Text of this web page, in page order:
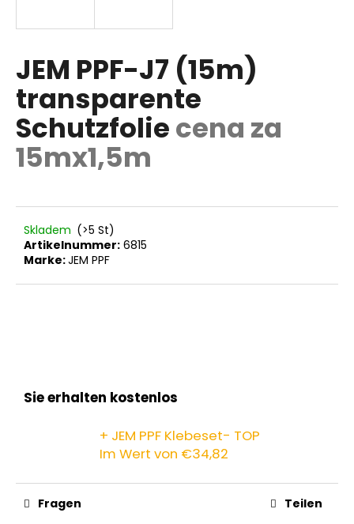
JEM PPF-J7 (15m)
transparente
Schutzfoliecena za
15mx1,5m
Skladem (>5 St)
Artikelnummer: 6815
Marke:JEM PPF
Sie erhalten kostenlos
+ JEM PPF Klebeset- TOP
Im Wert von €34,82
Fragen Teilen
SUCHEN
W
i
r
e
h
l